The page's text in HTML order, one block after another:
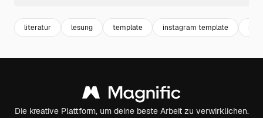
literatur lesung template instagram template
Die kreative Plattform, um deine beste Arbeit zu verwirklichen.